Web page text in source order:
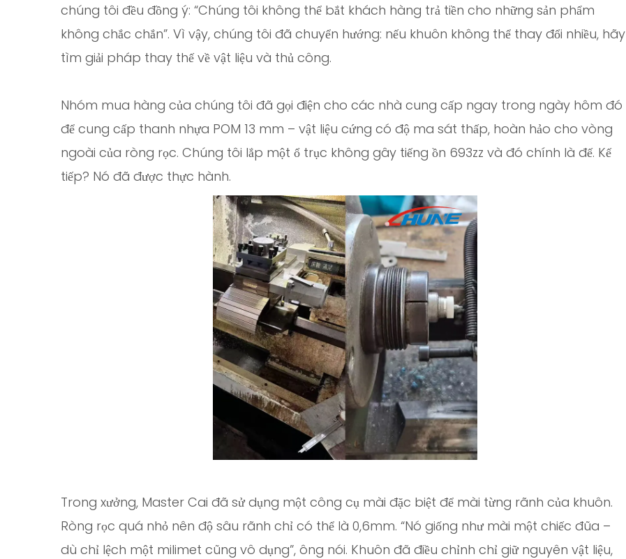
chúng tôi đều đồng ý: “Chúng tôi không thể bắt khách hàng trả tiền cho những sản phẩm
không chắc chắn”. Vì vậy, chúng tôi đã chuyển hướng: nếu khuôn không thể thay đổi nhiều, hãy
tìm giải pháp thay thế về vật liệu và thủ công.
Nhóm mua hàng của chúng tôi đã gọi điện cho các nhà cung cấp ngay trong ngày hôm đó
để cung cấp thanh nhựa POM 13 mm – vật liệu cứng có độ ma sát thấp, hoàn hảo cho vòng
ngoài của ròng rọc. Chúng tôi lắp một ổ trục không gây tiếng ồn 693zz và đó chính là đế. Kế
tiếp? Nó đã được thực hành.
Trong xưởng, Master Cai đã sử dụng một công cụ mài đặc biệt để mài từng rãnh của khuôn.
Ròng rọc quá nhỏ nên độ sâu rãnh chỉ có thể là 0,6mm. “Nó giống như mài một chiếc đũa –
dù chỉ lệch một milimet cũng vô dụng”, ông nói. Khuôn đã điều chỉnh chỉ giữ nguyên vật liệu,